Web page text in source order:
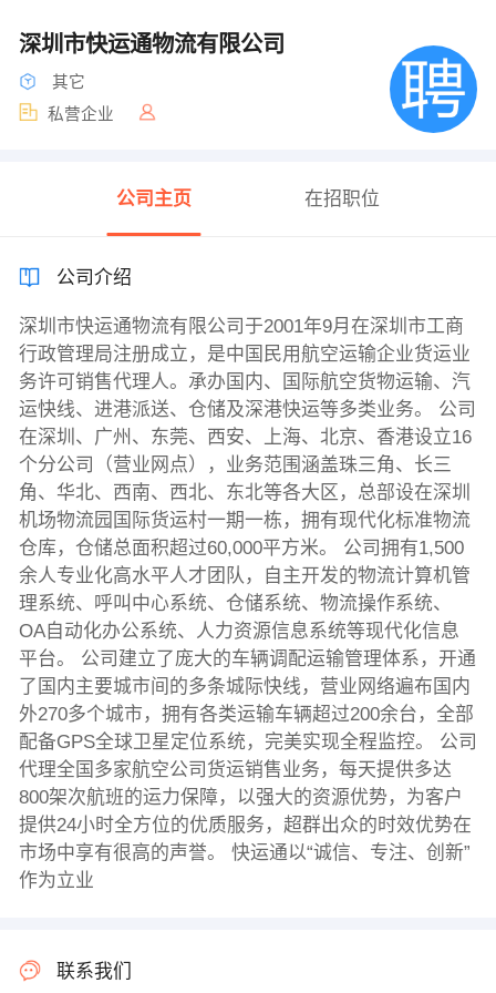
深圳市快运通物流有限公司
其它
私营企业
公司主页 在招职位
公司介绍
深圳市快运通物流有限公司于2001年9月在深圳市工商
行政管理局注册成立，是中国民用航空运输企业货运业
务许可销售代理人。承办国内、国际航空货物运输、汽
运快线、进港派送、仓储及深港快运等多类业务。 公司
在深圳、广州、东莞、西安、上海、北京、香港设立16
个分公司（营业网点），业务范围涵盖珠三角、长三
角、华北、西南、西北、东北等各大区，总部设在深圳
机场物流园国际货运村一期一栋，拥有现代化标准物流
仓库，仓储总面积超过60,000平方米。 公司拥有1,500
余人专业化高水平人才团队，自主开发的物流计算机管
理系统、呼叫中心系统、仓储系统、物流操作系统、
OA自动化办公系统、人力资源信息系统等现代化信息
平台。 公司建立了庞大的车辆调配运输管理体系，开通
了国内主要城市间的多条城际快线，营业网络遍布国内
外270多个城市，拥有各类运输车辆超过200余台，全部
配备GPS全球卫星定位系统，完美实现全程监控。 公司
代理全国多家航空公司货运销售业务，每天提供多达
800架次航班的运力保障，以强大的资源优势，为客户
提供24小时全方位的优质服务，超群出众的时效优势在
市场中享有很高的声誉。 快运通以“诚信、专注、创新”
作为立业
联系我们